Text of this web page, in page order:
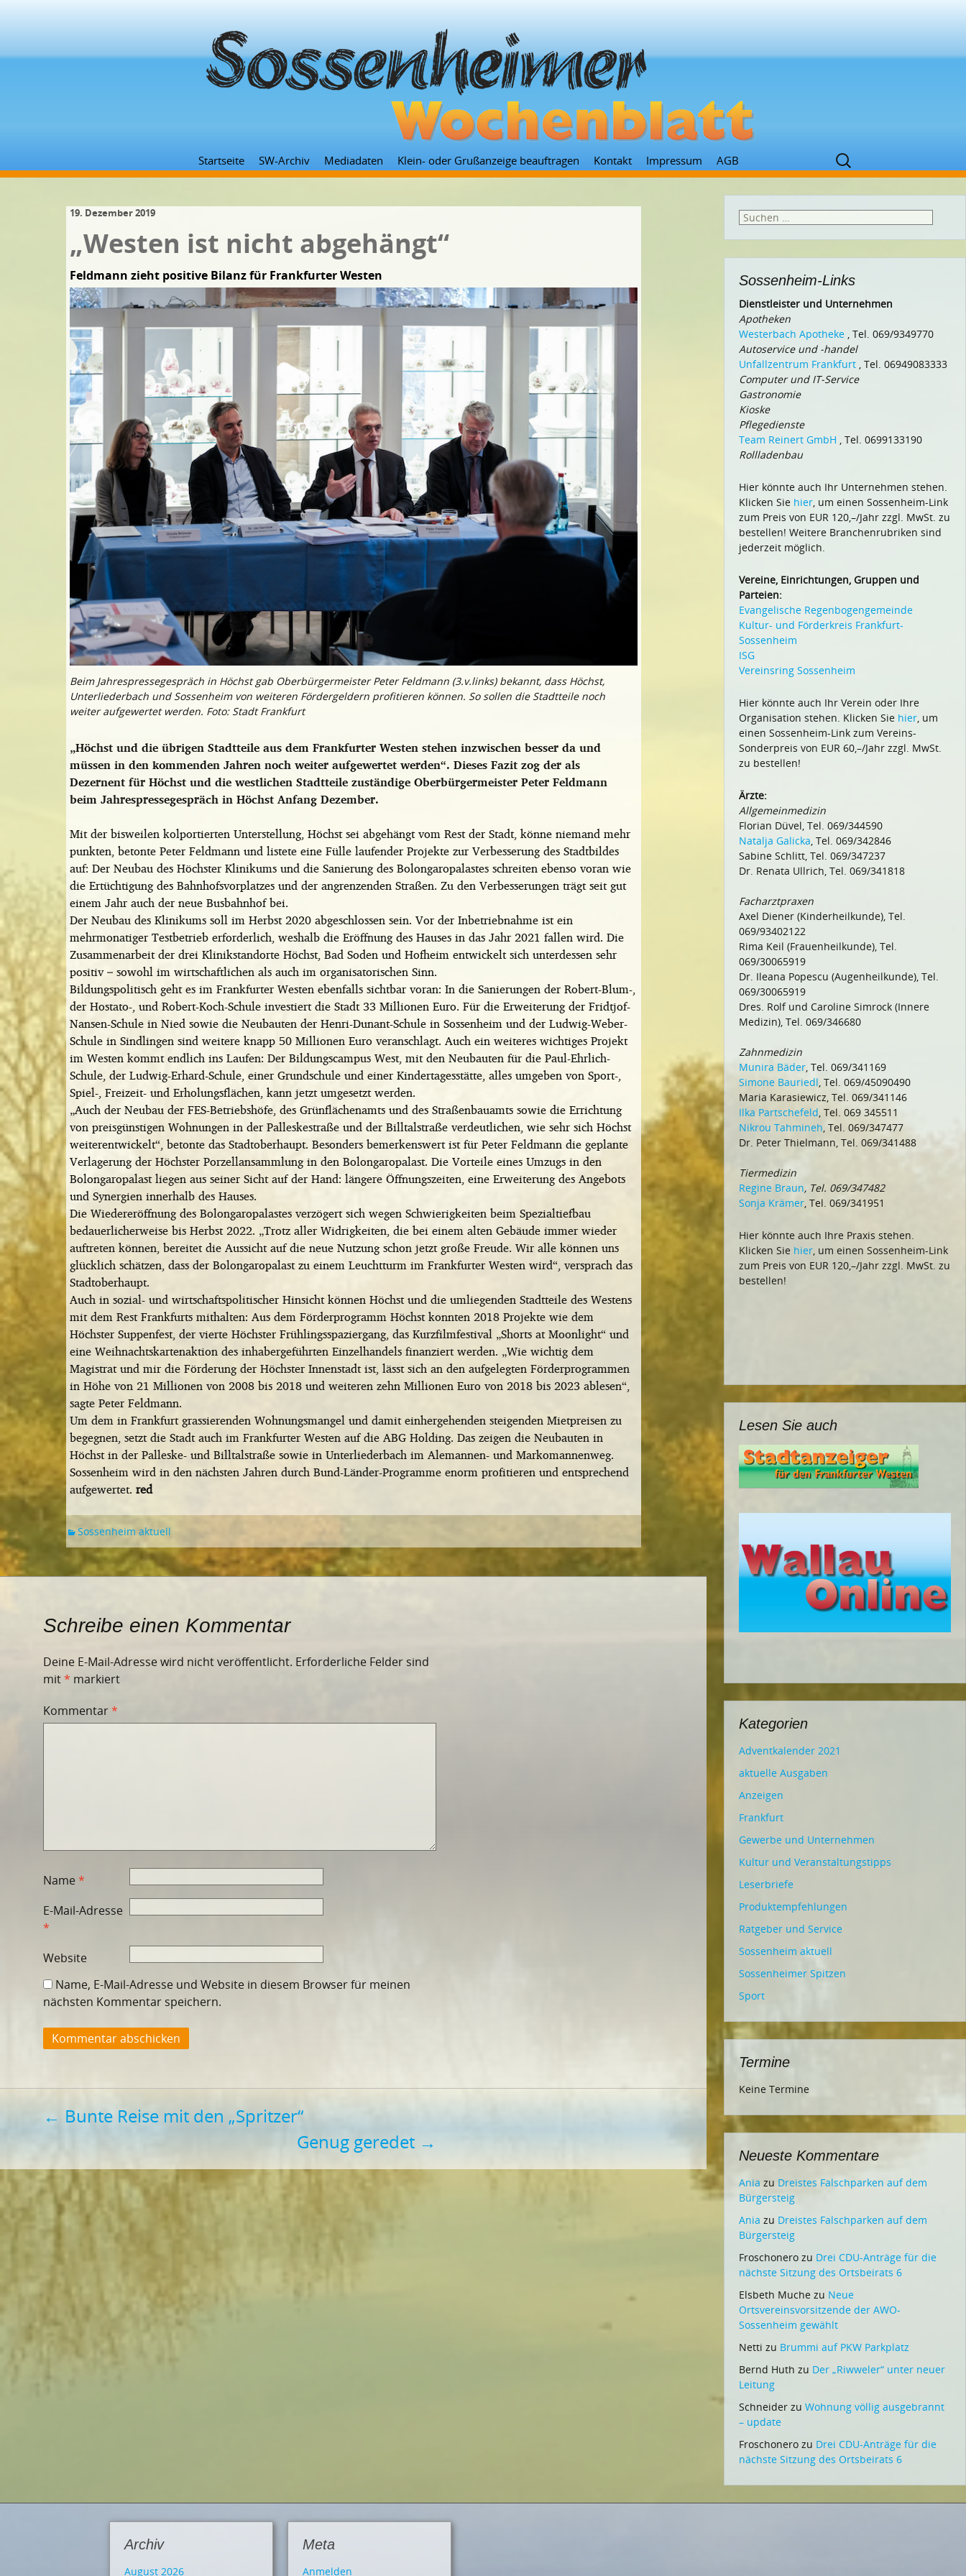
Zum
Inhalt
Startseite SW-Archiv Mediadaten Klein- oder Grußanzeige beauftragen Kontakt Impressum AGB
Suchen
nach:
19. Dezember 2019
„Westen ist nicht abgehängt“
Feldmann zieht positive Bilanz für Frankfurter Westen
Beim Jahrespressegespräch in Höchst gab Oberbürgermeister Peter Feldmann (3.v.links) bekannt, dass Höchst,
Unterliederbach und Sossenheim von weiteren Fördergeldern profitieren können. So sollen die Stadtteile noch
weiter aufgewertet werden. Foto: Stadt Frankfurt
„Höchst und die übrigen Stadtteile aus dem Frankfurter Westen stehen inzwischen besser da und
müssen in den kommenden Jahren noch weiter aufgewertet werden“. Dieses Fazit zog der als
Dezernent für Höchst und die westlichen Stadtteile zuständige Oberbürgermeister Peter Feldmann
beim Jahrespressegespräch in Höchst Anfang Dezember.
Mit der bisweilen kolportierten Unterstellung, Höchst sei abgehängt vom Rest der Stadt, könne niemand mehr
punkten, betonte Peter Feldmann und listete eine Fülle laufender Projekte zur Verbesserung des Stadtbildes
auf: Der Neubau des Höchster Klinikums und die Sanierung des Bolongaropalastes schreiten ebenso voran wie
die Ertüchtigung des Bahnhofsvorplatzes und der angrenzenden Straßen. Zu den Verbesserungen trägt seit gut
einem Jahr auch der neue Busbahnhof bei.
Der Neubau des Klinikums soll im Herbst 2020 abgeschlossen sein. Vor der Inbetriebnahme ist ein
mehrmonatiger Testbetrieb erforderlich, weshalb die Eröffnung des Hauses in das Jahr 2021 fallen wird. Die
Zusammenarbeit der drei Klinikstandorte Höchst, Bad Soden und Hofheim entwickelt sich unterdessen sehr
positiv – sowohl im wirtschaftlichen als auch im organisatorischen Sinn.
Bildungspolitisch geht es im Frankfurter Westen ebenfalls sichtbar voran: In die Sanierungen der Robert-Blum-,
der Hostato-, und Robert-Koch-Schule investiert die Stadt 33 Millionen Euro. Für die Erweiterung der Fridtjof-
Nansen-Schule in Nied sowie die Neubauten der Henri-Dunant-Schule in Sossenheim und der Ludwig-Weber-
Schule in Sindlingen sind weitere knapp 50 Millionen Euro veranschlagt. Auch ein weiteres wichtiges Projekt
im Westen kommt endlich ins Laufen: Der Bildungscampus West, mit den Neubauten für die Paul-Ehrlich-
Schule, der Ludwig-Erhard-Schule, einer Grundschule und einer Kindertagesstätte, alles umgeben von Sport-,
Spiel-, Freizeit- und Erholungsflächen, kann jetzt umgesetzt werden.
„Auch der Neubau der FES-Betriebshöfe, des Grünflächenamts und des Straßenbauamts sowie die Errichtung
von preisgünstigen Wohnungen in der Palleskestraße und der Billtalstraße verdeutlichen, wie sehr sich Höchst
weiterentwickelt“, betonte das Stadtoberhaupt. Besonders bemerkenswert ist für Peter Feldmann die geplante
Verlagerung der Höchster Porzellansammlung in den Bolongaropalast. Die Vorteile eines Umzugs in den
Bolongaropalast liegen aus seiner Sicht auf der Hand: längere Öffnungszeiten, eine Erweiterung des Angebots
und Synergien innerhalb des Hauses.
Die Wiedereröffnung des Bolongaropalastes verzögert sich wegen Schwierigkeiten beim Spezialtiefbau
bedauerlicherweise bis Herbst 2022. „Trotz aller Widrigkeiten, die bei einem alten Gebäude immer wieder
auftreten können, bereitet die Aussicht auf die neue Nutzung schon jetzt große Freude. Wir alle können uns
glücklich schätzen, dass der Bolongaropalast zu einem Leuchtturm im Frankfurter Westen wird“, versprach das
Stadtoberhaupt.
Auch in sozial- und wirtschaftspolitischer Hinsicht können Höchst und die umliegenden Stadtteile des Westens
mit dem Rest Frankfurts mithalten: Aus dem Förderprogramm Höchst konnten 2018 Projekte wie dem
Höchster Suppenfest, der vierte Höchster Frühlingsspaziergang, das Kurzfilmfestival „Shorts at Moonlight“ und
eine Weihnachtskartenaktion des inhabergeführten Einzelhandels finanziert werden. „Wie wichtig dem
Magistrat und mir die Förderung der Höchster Innenstadt ist, lässt sich an den aufgelegten Förderprogrammen
in Höhe von 21 Millionen von 2008 bis 2018 und weiteren zehn Millionen Euro von 2018 bis 2023 ablesen“,
sagte Peter Feldmann.
Um dem in Frankfurt grassierenden Wohnungsmangel und damit einhergehenden steigenden Mietpreisen zu
begegnen, setzt die Stadt auch im Frankfurter Westen auf die ABG Holding. Das zeigen die Neubauten in
Höchst in der Palleske- und Billtalstraße sowie in Unterliederbach im Alemannen- und Markomannenweg.
Sossenheim wird in den nächsten Jahren durch Bund-Länder-Programme enorm profitieren und entsprechend
aufgewertet. red
Sossenheim aktuell
Schreibe einen Kommentar
Deine E-Mail-Adresse wird nicht veröffentlicht. Erforderliche Felder sind
mit* markiert
Kommentar*
Name*
E-Mail-Adresse
*
Website
Name, E-Mail-Adresse und Website in diesem Browser für meinen
nächsten Kommentar speichern.
Beitragsnavigation
← Bunte Reise mit den „Spritzer“
Genug geredet →
Suchen
Sossenheim-Links
Dienstleister und Unternehmen
Apotheken
Westerbach Apotheke , Tel. 069/9349770
Autoservice und -handel
Unfallzentrum Frankfurt , Tel. 06949083333
Computer und IT-Service
Gastronomie
Kioske
Pflegedienste
Team Reinert GmbH , Tel. 0699133190
Rollladenbau
Hier könnte auch Ihr Unternehmen stehen.
Klicken Sie hier, um einen Sossenheim-Link
zum Preis von EUR 120,–/Jahr zzgl. MwSt. zu
bestellen! Weitere Branchenrubriken sind
jederzeit möglich.
Vereine, Einrichtungen, Gruppen und
Parteien:
Evangelische Regenbogengemeinde
Kultur- und Förderkreis Frankfurt-
Sossenheim
ISG
Vereinsring Sossenheim
Hier könnte auch Ihr Verein oder Ihre
Organisation stehen. Klicken Sie hier, um
einen Sossenheim-Link zum Vereins-
Sonderpreis von EUR 60,–/Jahr zzgl. MwSt.
zu bestellen!
Ärzte:
Allgemeinmedizin
Florian Düvel, Tel. 069/344590
Natalja Galicka, Tel. 069/342846
Sabine Schlitt, Tel. 069/347237
Dr. Renata Ullrich, Tel. 069/341818
Facharztpraxen
Axel Diener (Kinderheilkunde), Tel.
069/93402122
Rima Keil (Frauenheilkunde), Tel.
069/30065919
Dr. Ileana Popescu (Augenheilkunde), Tel.
069/30065919
Dres. Rolf und Caroline Simrock (Innere
Medizin), Tel. 069/346680
Zahnmedizin
Munira Bäder, Tel. 069/341169
Simone Bauriedl, Tel. 069/45090490
Maria Karasiewicz, Tel. 069/341146
Ilka Partschefeld, Tel. 069 345511
Nikrou Tahmineh, Tel. 069/347477
Dr. Peter Thielmann, Tel. 069/341488
Tiermedizin
Regine Braun, Tel. 069/347482
Sonja Krämer, Tel. 069/341951
Hier könnte auch Ihre Praxis stehen.
Klicken Sie hier, um einen Sossenheim-Link
zum Preis von EUR 120,–/Jahr zzgl. MwSt. zu
bestellen!
Lesen Sie auch
Kategorien
Adventkalender 2021
aktuelle Ausgaben
Anzeigen
Frankfurt
Gewerbe und Unternehmen
Kultur und Veranstaltungstipps
Leserbriefe
Produktempfehlungen
Ratgeber und Service
Sossenheim aktuell
Sossenheimer Spitzen
Sport
Termine
Keine Termine
Neueste Kommentare
Ania zu Dreistes Falschparken auf dem
Bürgersteig
Ania zu Dreistes Falschparken auf dem
Bürgersteig
Froschonero zu Drei CDU-Anträge für die
nächste Sitzung des Ortsbeirats 6
Elsbeth Muche zu Neue
Ortsvereinsvorsitzende der AWO-
Sossenheim gewählt
Netti zu Brummi auf PKW Parkplatz
Bernd Huth zu Der „Riwweler“ unter neuer
Leitung
Schneider zuWohnung völlig ausgebrannt
– update
Froschonero zu Drei CDU-Anträge für die
nächste Sitzung des Ortsbeirats 6
Archiv
August 2026
Meta
Anmelden